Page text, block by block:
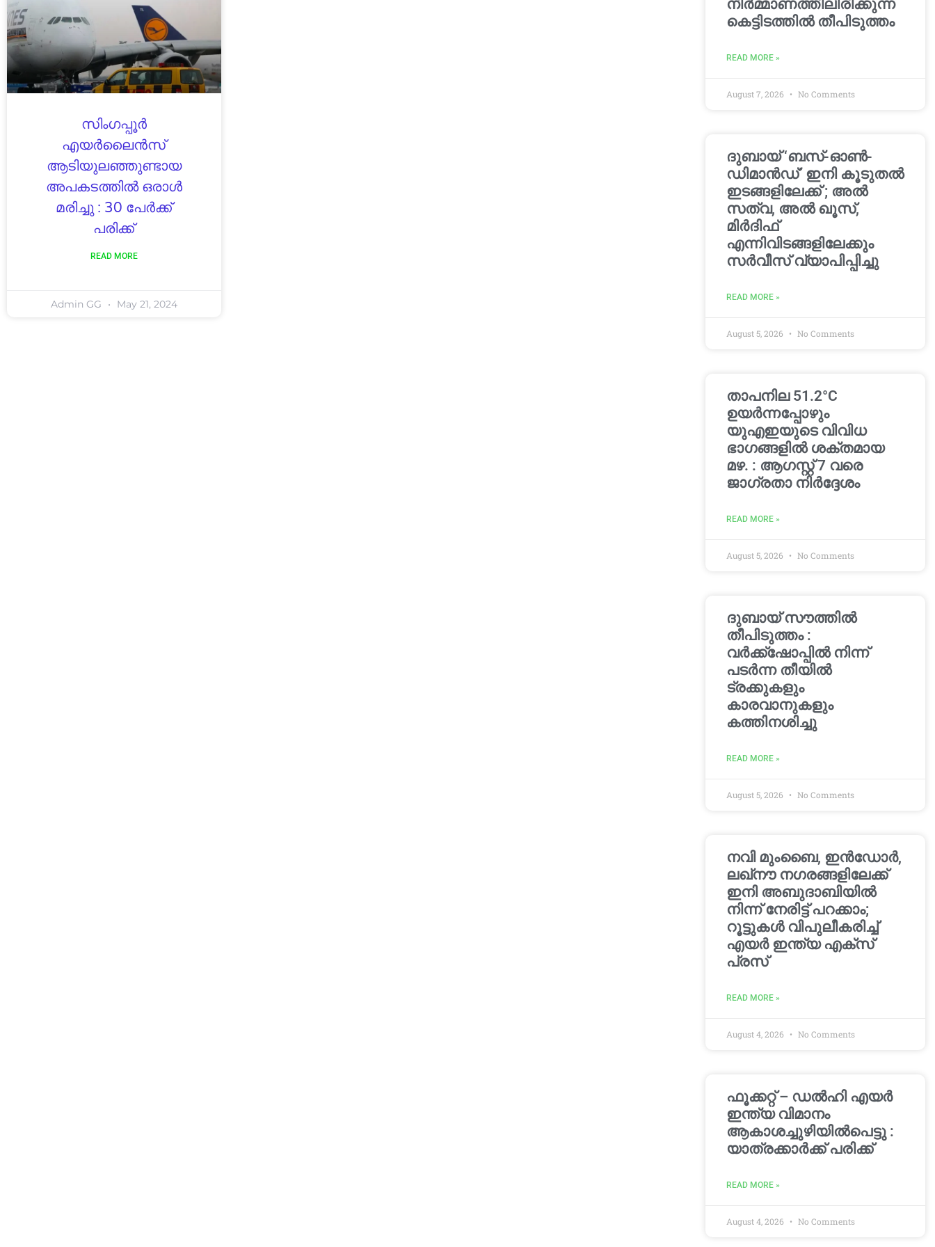
സിംഗപ്പൂർ
എയർലൈൻസ്
ആടിയുലഞ്ഞുണ്ടായ
അപകടത്തിൽ ഒരാൾ
മരിച്ചു : 30 പേർക്ക്
പരിക്ക്
READ MORE
Admin GG May 21, 2024
നിർമ്മാണത്തിലിരിക്കുന്ന
കെട്ടിടത്തിൽ തീപിടുത്തം
READ MORE »
August 7, 2026 No Comments
ദുബായ് ‘ബസ്-ഓൺ-
ഡിമാൻഡ്’ ഇനി കൂടുതൽ
ഇടങ്ങളിലേക്ക് ; അൽ
സത്വ, അൽ ഖൂസ്,
മിർദിഫ്
എന്നിവിടങ്ങളിലേക്കും
സർവീസ് വ്യാപിപ്പിച്ചു
READ MORE »
August 5, 2026 No Comments
താപനില 51.2°C
ഉയർന്നപ്പോഴും
യുഎഇയുടെ വിവിധ
ഭാഗങ്ങളിൽ ശക്തമായ
മഴ. : ആഗസ്റ്റ് 7 വരെ
ജാഗ്രതാ നിർദ്ദേശം
READ MORE »
August 5, 2026 No Comments
ദുബായ് സൗത്തിൽ
തീപിടുത്തം :
വർക്ക്‌ഷോപ്പിൽ നിന്ന്
പടർന്ന തീയിൽ
ട്രക്കുകളും
കാരവാനുകളും
കത്തിനശിച്ചു
READ MORE »
August 5, 2026 No Comments
നവി മുംബൈ, ഇൻഡോർ,
ലഖ്നൗ നഗരങ്ങളിലേക്ക്
ഇനി അബുദാബിയിൽ
നിന്ന് നേരിട്ട് പറക്കാം;
റൂട്ടുകൾ വിപുലീകരിച്ച്
എയർ ഇന്ത്യ എക്സ്
പ്രസ്
READ MORE »
August 4, 2026 No Comments
ഫൂക്കറ്റ് – ഡൽഹി എയര്‍
ഇന്ത്യ വിമാനം
ആകാശച്ചുഴിയില്‍പെട്ടു :
യാത്രക്കാര്‍ക്ക് പരിക്ക്
READ MORE »
August 4, 2026 No Comments